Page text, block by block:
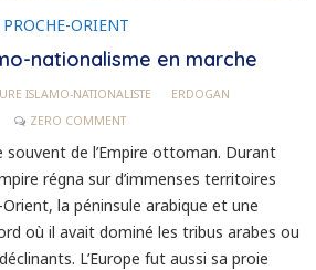
ORIENT
nationalisme en marche
ISLAMO-NATIONALISTE
ERDOGAN
ZERO COMMENT
souvent de l’Empire ottoman. Durant
régna sur d’immenses territoires
la péninsule arabique et une
où il avait dominé les tribus arabes ou
L’Europe fut aussi sa proie